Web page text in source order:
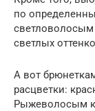
по
светлых
А вот
расцветки:
Рыжеволосым